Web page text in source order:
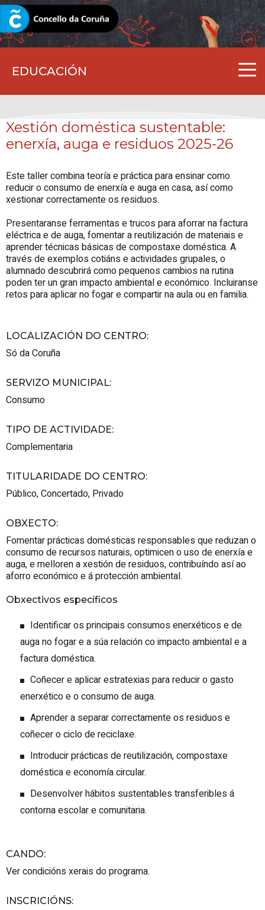
EDUCACIÓN
CORUNA.GAL
Xestión doméstica sustentable:
enerxía, auga e residuos 2025-26
Este taller combina teoría e práctica para ensinar como
reducir o consumo de enerxía e auga en casa, así como
xestionar correctamente os residuos.
Presentaranse ferramentas e trucos para aforrar na factura
eléctrica e de auga, fomentar a reutilización de materiais e
aprender técnicas básicas de compostaxe doméstica. A
través de exemplos cotiáns e actividades grupales, o
alumnado descubrirá como pequenos cambios na rutina
poden ter un gran impacto ambiental e económico. Incluiranse
retos para aplicar no fogar e compartir na aula ou en familia.
LOCALIZACIÓN DO CENTRO:
Só da Coruña
SERVIZO MUNICIPAL:
Consumo
TIPO DE ACTIVIDADE:
Complementaria
TITULARIDADE DO CENTRO:
Público,Concertado, Privado
OBXECTO:
Fomentar prácticas domésticas responsables que reduzan o
consumo de recursos naturais, optimicen o uso de enerxía e
auga, e melloren a xestión de residuos, contribuíndo así ao
aforro económico e á protección ambiental.
Obxectivos específicos
Identificar os principais consumos enerxéticos e de
auga no fogar e a súa relación co impacto ambiental e a
factura doméstica.
Coñecer e aplicar estratexias para reducir o gasto
enerxético e o consumo de auga.
Aprender a separar correctamente os residuos e
coñecer o ciclo de reciclaxe.
Introducir prácticas de reutilización, compostaxe
doméstica e economía circular.
Desenvolver hábitos sustentables transferibles á
contorna escolar e comunitaria.
CANDO:
Ver condicións xerais do programa.
INSCRICIÓNS: